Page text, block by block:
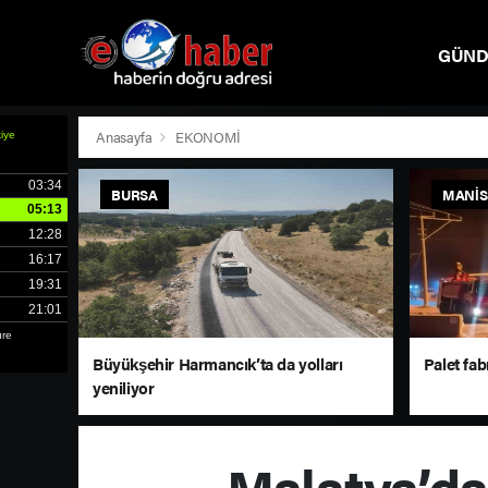
Anasayfa EKONOMİ
BURSA
Büyükşehir Harmancık’ta da yolları
yeniliyor
Palet